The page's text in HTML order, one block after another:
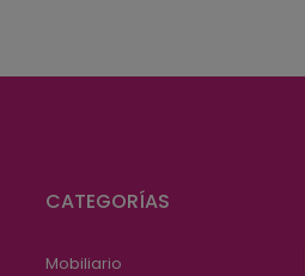
CATEGORÍAS
Mobiliario